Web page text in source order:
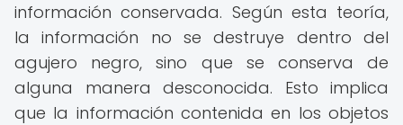
información conservada. Según esta teoría,
la información no se destruye dentro del
agujero negro, sino que se conserva de
alguna manera desconocida. Esto implica
que la información contenida en los objetos